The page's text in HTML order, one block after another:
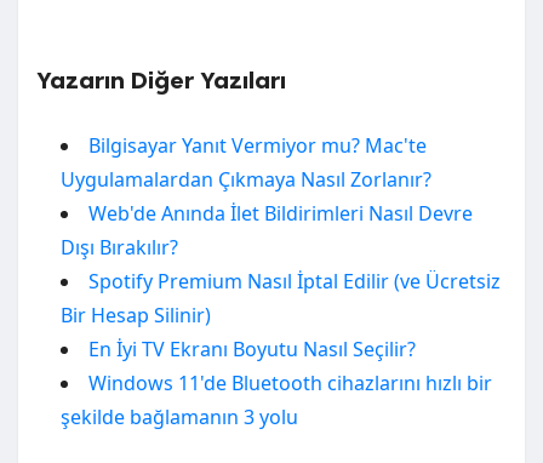
Yazarın Diğer Yazıları
Bilgisayar Yanıt Vermiyor mu? Mac'te
Uygulamalardan Çıkmaya Nasıl Zorlanır?
Web'de Anında İlet Bildirimleri Nasıl Devre
Dışı Bırakılır?
Spotify Premium Nasıl İptal Edilir (ve Ücretsiz
Bir Hesap Silinir)
En İyi TV Ekranı Boyutu Nasıl Seçilir?
Windows 11'de Bluetooth cihazlarını hızlı bir
şekilde bağlamanın 3 yolu